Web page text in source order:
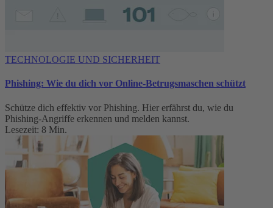
TECHNOLOGIE UND SICHERHEIT
Phishing: Wie du dich vor Online-Betrugsmaschen schützt
Schütze dich effektiv vor Phishing. Hier erfährst du, wie du
Phishing-Angriffe erkennen und melden kannst.
Lesezeit: 8 Min.